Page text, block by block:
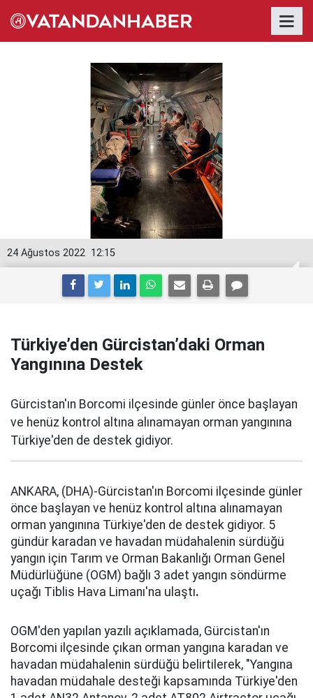
12:15
24 Ağustos 2022
Türkiye’den Gürcistan’daki Orman
Yangınına Destek
Gürcistan'ın Borcomi ilçesinde günler önce başlayan
ve henüz kontrol altına alınamayan orman yangınına
Türkiye'den de destek gidiyor.
ANKARA, (DHA)-Gürcistan'ın Borcomi ilçesinde günler
önce başlayan ve henüz kontrol altına alınamayan
orman yangınına Türkiye'den de destek gidiyor. 5
gündür karadan ve havadan müdahalenin sürdüğü
yangın için Tarım ve Orman Bakanlığı Orman Genel
Müdürlüğüne (OGM) bağlı 3 adet yangın söndürme
uçağı Tiblis Hava Limanı'na ulaştı.
OGM'den yapılan yazılı açıklamada, Gürcistan'ın
Borcomi ilçesinde çıkan orman yangına karadan ve
havadan müdahalenin sürdüğü belirtilerek, "Yangına
havadan müdahale desteği kapsamında Türkiye'den